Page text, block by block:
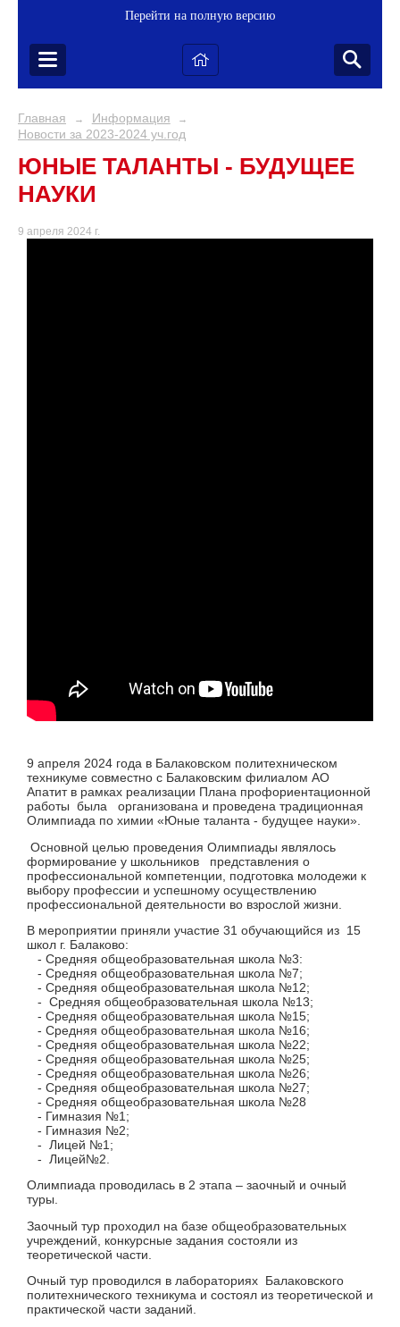
Перейти на полную версию
Главная → Информация →
Новости за 2023-2024 уч.год
ЮНЫЕ ТАЛАНТЫ - БУДУЩЕЕ
НАУКИ
9 апреля 2024 г.
9 апреля 2024 года в Балаковском политехническом
техникуме совместно с Балаковским филиалом АО
Апатит в рамках реализации Плана профориентационной
работы была организована и проведена традиционная
Олимпиада по химии «Юные таланта - будущее науки».
Основной целью проведения Олимпиады являлось
формирование у школьников представления о
профессиональной компетенции, подготовка молодежи к
выбору профессии и успешному осуществлению
профессиональной деятельности во взрослой жизни.
В мероприятии приняли участие 31 обучающийся из 15
школ г. Балаково:
- Средняя общеобразовательная школа №3:
- Средняя общеобразовательная школа №7;
- Средняя общеобразовательная школа №12;
- Средняя общеобразовательная школа №13;
- Средняя общеобразовательная школа №15;
- Средняя общеобразовательная школа №16;
- Средняя общеобразовательная школа №22;
- Средняя общеобразовательная школа №25;
- Средняя общеобразовательная школа №26;
- Средняя общеобразовательная школа №27;
- Средняя общеобразовательная школа №28
- Гимназия №1;
- Гимназия №2;
- Лицей №1;
- Лицей№2.
Олимпиада проводилась в 2 этапа – заочный и очный
туры.
Заочный тур проходил на базе общеобразовательных
учреждений, конкурсные задания состояли из
теоретической части.
Очный тур проводился в лабораториях Балаковского
политехнического техникума и состоял из теоретической и
практической части заданий.